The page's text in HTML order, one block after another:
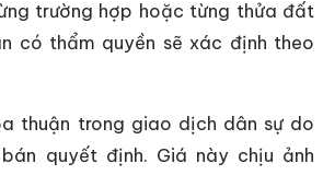
trường hợp hoặc từng thửa đất
có thẩm quyền sẽ xác định theo
thuận trong giao dịch dân sự do
quyết định. Giá này chịu ảnh